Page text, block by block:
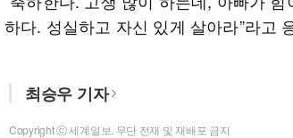
하다. 성실하고 자신 있게 살아라”라고
최승우 기자
Copyright ⓒ 세계일보. 무단 전재 및 재배포 금지